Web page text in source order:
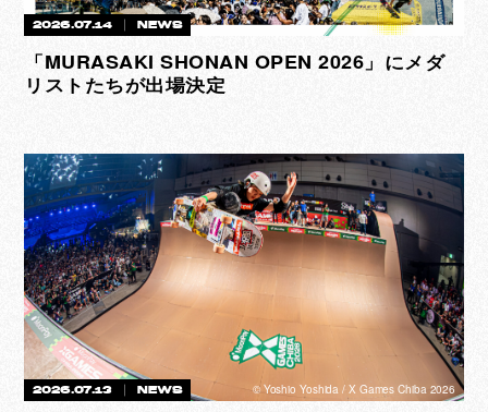
2026.07.14 NEWS
「MURASAKI SHONAN OPEN 2026」にメダ
リストたちが出場決定
2026.07.13 NEWS ©︎ Yoshio Yoshida / X Games Chiba 2026